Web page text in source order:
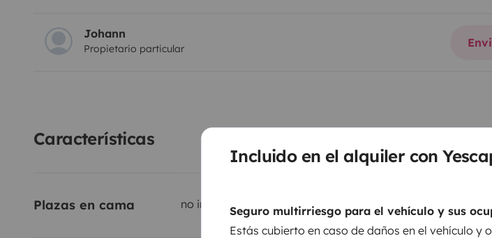
Incluido en el alquiler con
Seguro multirriesgo para el vehículo y sus
Estás cubierto en caso de daños en el vehículo y
Johann
Propietario particular
Características
Plazas en cama no indicado